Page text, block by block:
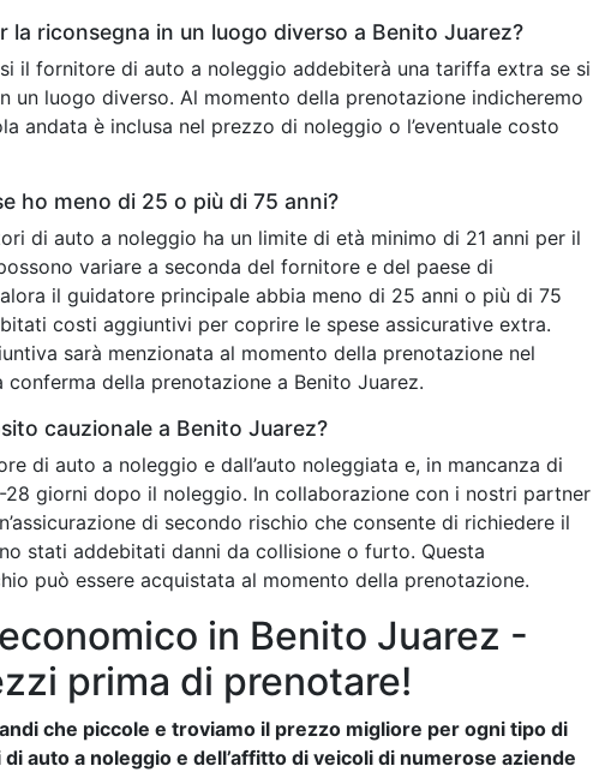
la riconsegna in un luogo diverso a Benito Juarez?
il fornitore di auto a noleggio addebiterà una tariffa extra se si
un luogo diverso. Al momento della prenotazione indicheremo
andata è inclusa nel prezzo di noleggio o l’eventuale costo
ho meno di 25 o più di 75 anni?
di auto a noleggio ha un limite di età minimo di 21 anni per il
variare a seconda del fornitore e del paese di
il guidatore principale abbia meno di 25 anni o più di 75
costi aggiuntivi per coprire le spese assicurative extra.
sarà menzionata al momento della prenotazione nel
della prenotazione a Benito Juarez.
cauzionale a Benito Juarez?
di auto a noleggio e dall’auto noleggiata e, in mancanza di
giorni dopo il noleggio. In collaborazione con i nostri partner
di secondo rischio che consente di richiedere il
stati addebitati danni da collisione o furto. Questa
può essere acquistata al momento della prenotazione.
in Benito Juarez -
prima di prenotare!
che piccole e troviamo il prezzo migliore per ogni tipo di
auto a noleggio e dell’affitto di veicoli di numerose aziende